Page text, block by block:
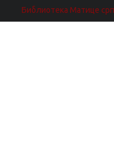
Библиотека Матице